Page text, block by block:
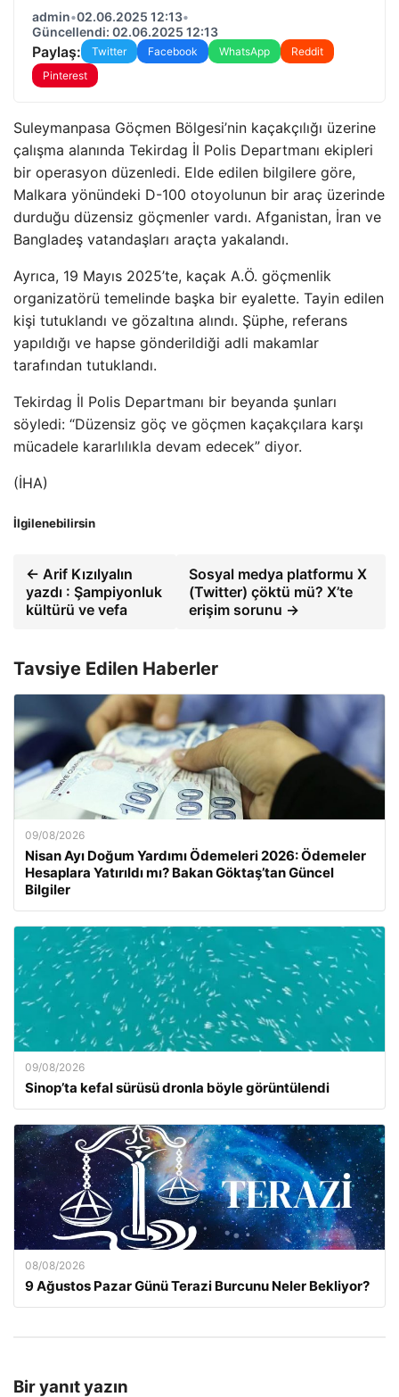
admin•02.06.2025 12:13•
Güncellendi: 02.06.2025 12:13
Paylaş: Twitter Facebook WhatsApp
Reddit
Pinterest
Suleymanpasa Göçmen Bölgesi’nin kaçakçılığı üzerine
çalışma alanında Tekirdag İl Polis Departmanı ekipleri
bir operasyon düzenledi. Elde edilen bilgilere göre,
Malkara yönündeki D-100 otoyolunun bir araç üzerinde
durduğu düzensiz göçmenler vardı. Afganistan, İran ve
Bangladeş vatandaşları araçta yakalandı.
Ayrıca, 19 Mayıs 2025’te, kaçak A.Ö. göçmenlik
organizatörü temelinde başka bir eyalette. Tayin edilen
kişi tutuklandı ve gözaltına alındı. Şüphe, referans
yapıldığı ve hapse gönderildiği adli makamlar
tarafından tutuklandı.
Tekirdag İl Polis Departmanı bir beyanda şunları
söyledi: “Düzensiz göç ve göçmen kaçakçılara karşı
mücadele kararlılıkla devam edecek” diyor.
(İHA)
İlgilenebilirsin
← Arif Kızılyalın
yazdı : Şampiyonluk
kültürü ve vefa
Sosyal medya platformu X
(Twitter) çöktü mü? X’te
erişim sorunu →
Tavsiye Edilen Haberler
09/08/2026
Nisan Ayı Doğum Yardımı Ödemeleri 2026: Ödemeler
Hesaplara Yatırıldı mı? Bakan Göktaş’tan Güncel
Bilgiler
09/08/2026
Sinop’ta kefal sürüsü dronla böyle görüntülendi
08/08/2026
9 Ağustos Pazar Günü Terazi Burcunu Neler Bekliyor?
Bir yanıt yazın